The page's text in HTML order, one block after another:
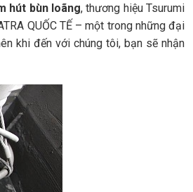
hút bùn loãng, thương hiệu Tsurumi
QUỐC TẾ – một trong những đại
khi đến với chúng tôi, bạn sẽ nhận